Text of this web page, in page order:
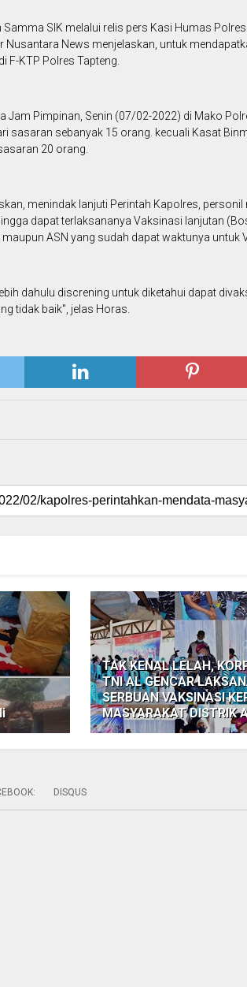
SIK melalui relis pers Kasi Humas
Nusantara News menjelaskan, untuk
F-KTP Polres Tapteng.
Jam Pimpinan, Senin (07/02-2022) di Mako
sasaran sebanyak 15 orang. kecuali Kasat
20 orang.
menindak lanjuti Perintah Kapolres,
dapat terlaksananya Vaksinasi lanjutan
ASN yang sudah dapat waktunya untuk
dahulu discrening untuk diketahui dapat
tidak baik", jelas Horas.
TAK KENAL LELAH,
TNI AL GENCAR
SERBUAN VAKSINASI
MASYARAKAT DISTRIK
: DISQUS